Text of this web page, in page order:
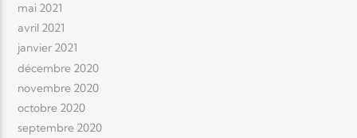
mai 2021
avril 2021
janvier 2021
décembre 2020
novembre 2020
octobre 2020
septembre 2020